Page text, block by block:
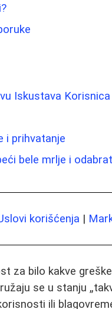
Iskustava Korisnica
i prihvatanje
bele mrlje i
korišćenja |
za bilo kakve
se u stanju
ili